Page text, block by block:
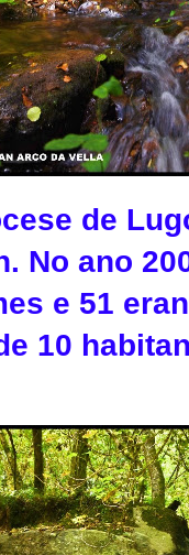
de
No ano
e 51
10